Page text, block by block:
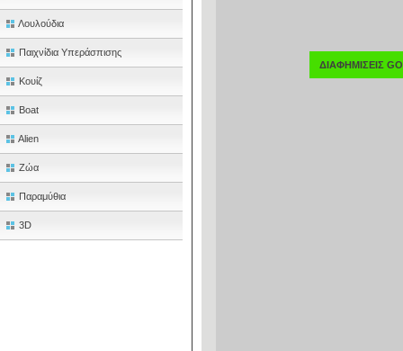
Λουλούδια
Παιχνίδια Υπεράσπισης
Κουίζ
Boat
Alien
Ζώα
Παραμύθια
3D
ΔΙΑΦΗΜΙΣΕΙΣ